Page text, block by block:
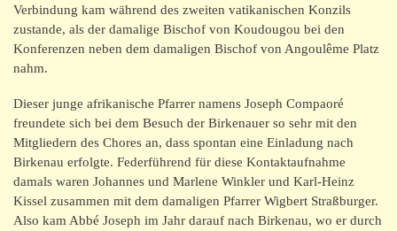
Verbindung kam während des zweiten vatikanischen Konzils
zustande, als der damalige Bischof von Koudougou bei den
Konferenzen neben dem damaligen Bischof von Angoulême Platz
nahm.
Dieser junge afrikanische Pfarrer namens Joseph Compaoré
freundete sich bei dem Besuch der Birkenauer so sehr mit den
Mitgliedern des Chores an, dass spontan eine Einladung nach
Birkenau erfolgte. Federführend für diese Kontaktaufnahme
damals waren Johannes und Marlene Winkler und Karl-Heinz
Kissel zusammen mit dem damaligen Pfarrer Wigbert Straßburger.
Also kam Abbé Joseph im Jahr darauf nach Birkenau, wo er durch